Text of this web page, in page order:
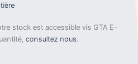
stock est accessible vis GTA E-
consultez nous.